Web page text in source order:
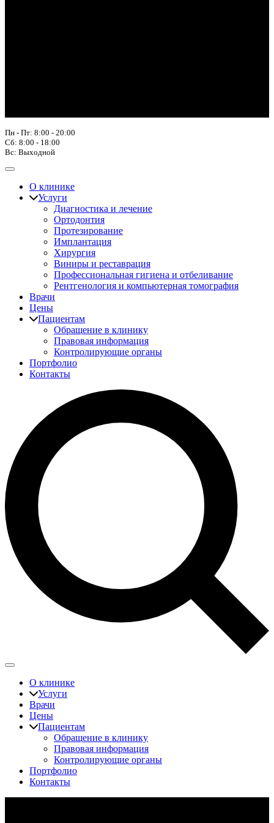
Пн - Пт: 8:00 - 20:00
Сб: 8:00 - 18:00
Вс: Выходной
О клинике
Услуги
Диагностика и лечение
Ортодонтия
Протезирование
Имплантация
Хирургия
Виниры и реставрация
Профессиональная гигиена и отбеливание
Рентгенология и компьютерная томография
Врачи
Цены
Пациентам
Обращение в клинику
Правовая информация
Контролирующие органы
Портфолио
Контакты
О клинике
Услуги
Врачи
Цены
Пациентам
Обращение в клинику
Правовая информация
Контролирующие органы
Портфолио
Контакты